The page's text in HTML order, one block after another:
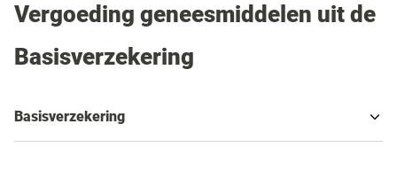
Vergoeding geneesmiddelen uit de
Basisverzekering
Basisverzekering